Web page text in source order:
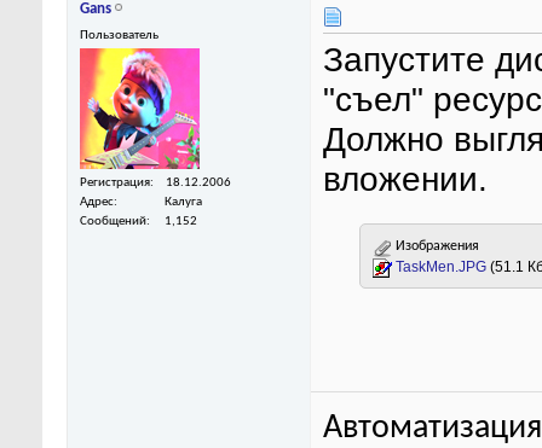
Gans
Пользователь
Регистрация
18.12.2006
Адрес
Калуга
Сообщений
1,152
Запустите
"съел"
Должно
вложении.
Изображения
TaskMen.JPG (51.1